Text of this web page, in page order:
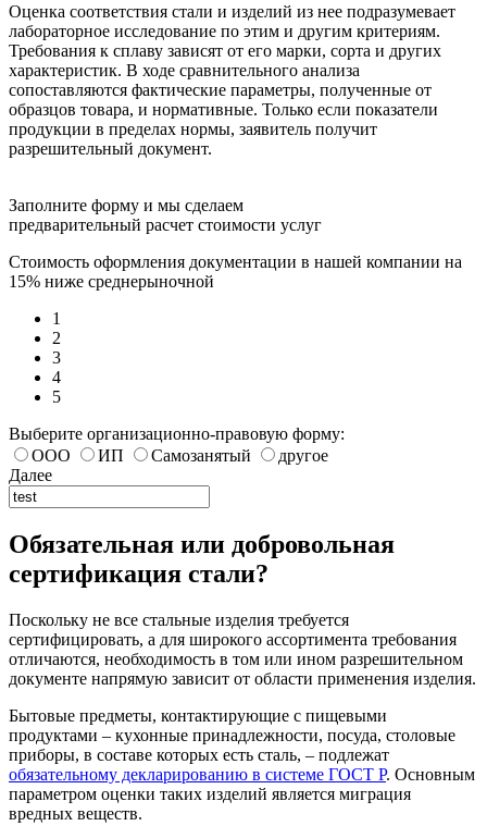
Оценка соответствия стали и изделий из нее подразумевает
лабораторное исследование по этим и другим критериям.
Требования к сплаву зависят от его марки, сорта и других
характеристик. В ходе сравнительного анализа
сопоставляются фактические параметры, полученные от
образцов товара, и нормативные. Только если показатели
продукции в пределах нормы, заявитель получит
разрешительный документ.
Заполните форму и мы сделаем
предварительный расчет стоимости услуг
Стоимость оформления документации в нашей компании на
15% ниже среднерыночной
1
2
3
4
5
Выберите организационно-правовую форму:
ООО
ИП Самозанятый
другое
Далее
Обязательная или добровольная
сертификация стали?
Поскольку не все стальные изделия требуется
сертифицировать, а для широкого ассортимента требования
отличаются, необходимость в том или ином разрешительном
документе напрямую зависит от области применения изделия.
Бытовые предметы, контактирующие с пищевыми
продуктами – кухонные принадлежности, посуда, столовые
приборы, в составе которых есть сталь, – подлежат
обязательному декларированию в системе ГОСТ Р. Основным
параметром оценки таких изделий является миграция
вредных веществ.